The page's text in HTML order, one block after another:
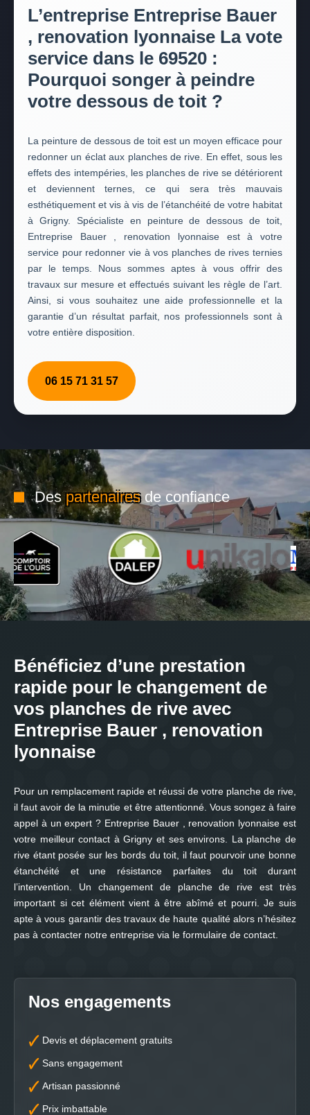
L’entreprise Entreprise Bauer
, renovation lyonnaise La vote
service dans le 69520 :
Pourquoi songer à peindre
votre dessous de toit ?
La peinture de dessous de toit est un moyen efficace pour
redonner un éclat aux planches de rive. En effet, sous les
effets des intempéries, les planches de rive se détériorent
et deviennent ternes, ce qui sera très mauvais
esthétiquement et vis à vis de l’étanchéité de votre habitat
à Grigny. Spécialiste en peinture de dessous de toit,
Entreprise Bauer , renovation lyonnaise est à votre
service pour redonner vie à vos planches de rives ternies
par le temps. Nous sommes aptes à vous offrir des
travaux sur mesure et effectués suivant les règle de l’art.
Ainsi, si vous souhaitez une aide professionnelle et la
garantie d’un résultat parfait, nos professionnels sont à
votre entière disposition.
06 15 71 31 57
Despartenairesde confiance
Bénéficiez d’une prestation
rapide pour le changement de
vos planches de rive avec
Entreprise Bauer , renovation
lyonnaise
Pour un remplacement rapide et réussi de votre planche de rive,
il faut avoir de la minutie et être attentionné. Vous songez à faire
appel à un expert ? Entreprise Bauer , renovation lyonnaise est
votre meilleur contact à Grigny et ses environs. La planche de
rive étant posée sur les bords du toit, il faut pourvoir une bonne
étanchéité et une résistance parfaites du toit durant
l’intervention. Un changement de planche de rive est très
important si cet élément vient à être abîmé et pourri. Je suis
apte à vous garantir des travaux de haute qualité alors n’hésitez
pas à contacter notre entreprise via le formulaire de contact.
Nos engagements
Devis et déplacement gratuits
Sans engagement
Artisan passionné
Prix imbattable